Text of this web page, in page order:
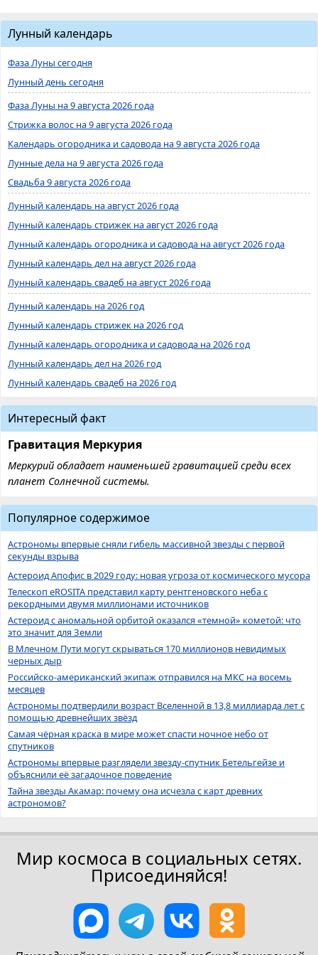
Лунный календарь
Фаза Луны сегодня
Лунный день сегодня
Фаза Луны на 9 августа 2026 года
Стрижка волос на 9 августа 2026 года
Календарь огородника и садовода на 9 августа 2026 года
Лунные дела на 9 августа 2026 года
Свадьба 9 августа 2026 года
Лунный календарь на август 2026 года
Лунный календарь стрижек на август 2026 года
Лунный календарь огородника и садовода на август 2026 года
Лунный календарь дел на август 2026 года
Лунный календарь свадеб на август 2026 года
Лунный календарь на 2026 год
Лунный календарь стрижек на 2026 год
Лунный календарь огородника и садовода на 2026 год
Лунный календарь дел на 2026 год
Лунный календарь свадеб на 2026 год
Интересный факт
Гравитация Меркурия
Меркурий обладает наименьшей гравитацией среди всех
планет Солнечной системы.
Популярное содержимое
Астрономы впервые сняли гибель массивной звезды с первой
секунды взрыва
Астероид Апофис в 2029 году: новая угроза от космического мусора
Телескоп eROSITA представил карту рентгеновского неба с
рекордными двумя миллионами источников
Астероид с аномальной орбитой оказался «темной» кометой: что
это значит для Земли
В Млечном Пути могут скрываться 170 миллионов невидимых
черных дыр
Российско-американский экипаж отправился на МКС на восемь
месяцев
Астрономы подтвердили возраст Вселенной в 13,8 миллиарда лет с
помощью древнейших звёзд
Самая чёрная краска в мире может спасти ночное небо от
спутников
Астрономы впервые разглядели звезду-спутник Бетельгейзе и
объяснили её загадочное поведение
Тайна звезды Акамар: почему она исчезла с карт древних
астрономов?
Мир космоса в социальных сетях.
Присоединяйся!